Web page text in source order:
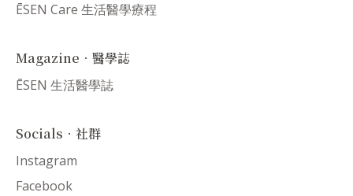
ĒSEN Care 生活醫學療程
Magazine．醫學誌
ĒSEN 生活醫學誌
Socials．社群
Instagram
Facebook